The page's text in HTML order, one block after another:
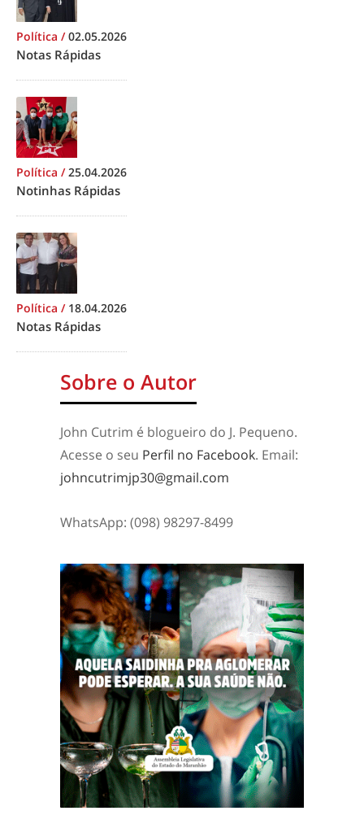
Política /02.05.2026
Notas Rápidas
Política /25.04.2026
Notinhas Rápidas
Política / 18.04.2026
Notas Rápidas
Sobre o Autor
John Cutrim é blogueiro do J. Pequeno.
Acesse o seu Perfil no Facebook. Email:
johncutrimjp30@gmail.com
WhatsApp: (098) 98297-8499